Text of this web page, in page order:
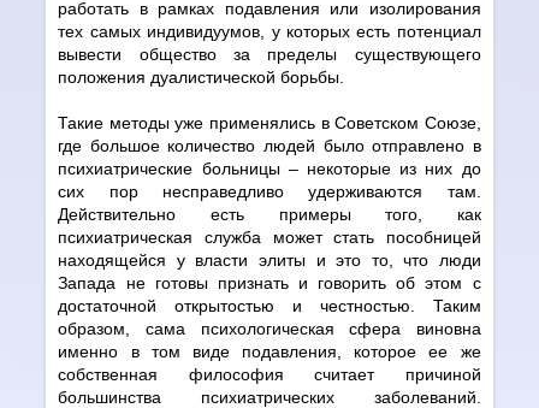
работать в рамках подавления или изолирования
тех самых индивидуумов, у которых есть потенциал
вывести общество за пределы существующего
положения дуалистической борьбы.
Такие методы уже применялись в Советском Союзе,
где большое количество людей было отправлено в
психиатрические больницы – некоторые из них до
сих пор несправедливо удерживаются там.
Действительно есть примеры того, как
психиатрическая служба может стать пособницей
находящейся у власти элиты и это то, что люди
Запада не готовы признать и говорить об этом с
достаточной открытостью и честностью. Таким
образом, сама психологическая сфера виновна
именно в том виде подавления, которое ее же
собственная философия считает причиной
большинства психиатрических заболеваний.